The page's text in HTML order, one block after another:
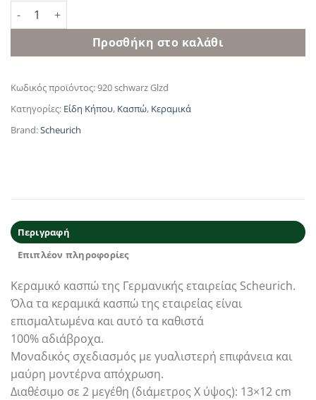
Scheurich Shades-Schwarz Glzd 920 ποσότητα
Προσθήκη στο καλάθι
Κωδικός προϊόντος:920 schwarz Glzd
Κατηγορίες: Είδη Κήπου, Κασπώ, Κεραμικά
Brand:Scheurich
Περιγραφή
Επιπλέον πληροφορίες
Κεραμικό κασπώ της Γερμανικής εταιρείας Scheurich.
Όλα τα κεραμικά κασπώ της εταιρείας είναι
επισμαλτωμένα και αυτό τα καθιστά
100% αδιάβροχα.
Μοναδικός σχεδιασμός με γυαλιστερή επιφάνεια και
μαύρη μοντέρνα απόχρωση.
Διαθέσιμο σε 2 μεγέθη (διάμετρος Χ ύψος): 13×12 cm